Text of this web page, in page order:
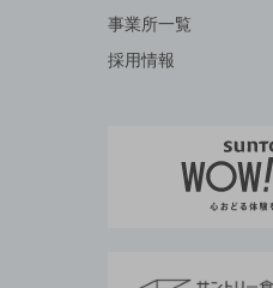
事業所一覧
採用情報